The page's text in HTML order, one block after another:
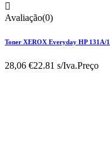

Avaliação(0)
Toner XEROX Everyday HP 131A/
28,06 €22.81 s/Iva.Preço